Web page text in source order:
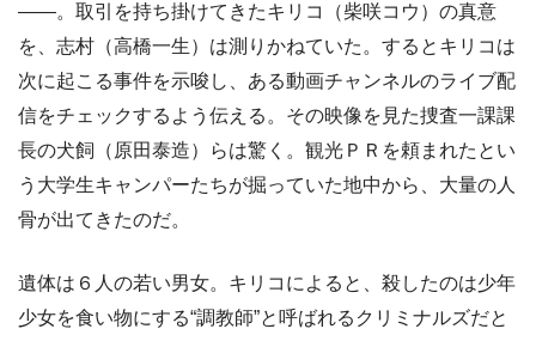
――。取引を持ち掛けてきたキリコ（柴咲コウ）の真意
を、志村（高橋一生）は測りかねていた。するとキリコは
次に起こる事件を示唆し、ある動画チャンネルのライブ配
信をチェックするよう伝える。その映像を見た捜査一課課
長の犬飼（原田泰造）らは驚く。観光ＰＲを頼まれたとい
う大学生キャンパーたちが掘っていた地中から、大量の人
骨が出てきたのだ。
遺体は６人の若い男女。キリコによると、殺したのは少年
少女を食い物にする“調教師”と呼ばれるクリミナルズだと